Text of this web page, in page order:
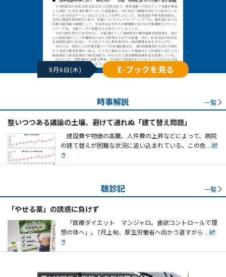
8月6日(木) E-ブックを見る
時事解説 一覧
整いつつある議論の土壌、避けて通れぬ「建て替え問題」
建設費や物価の高騰、人件費の上昇などによって、病院
の建て替えが困難な状況に追い込まれている。この危 ...続
き
聴診記 一覧
「やせる薬」の誘惑に負けず
「医療ダイエット マンジャロ。食欲コントロールで理
想の体へ」。7月上旬、厚生労働省へ向かう道すがら ...続
き